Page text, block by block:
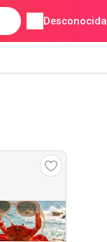
Desconocida